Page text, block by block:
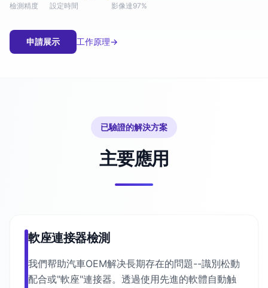
檢測精度 設定時間 影像達97%
申請展示 工作原理→
已驗證的解決方案
主要應用
軟座連接器檢測
我們帮助汽車OEM解决長期存在的問題--識別松動
配合或"軟座"連接器。透過使用先進的軟體自動触